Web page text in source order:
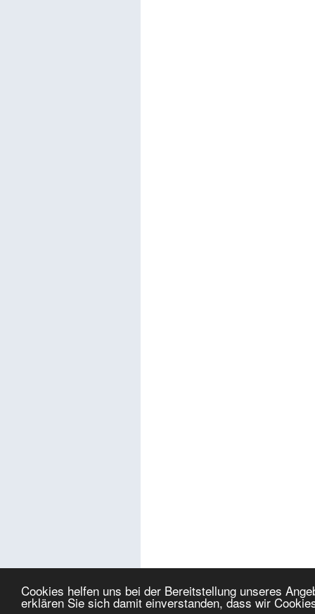
Cookies helfen uns bei der Bereitstellung unseres
erklären Sie sich damit einverstanden, dass wir